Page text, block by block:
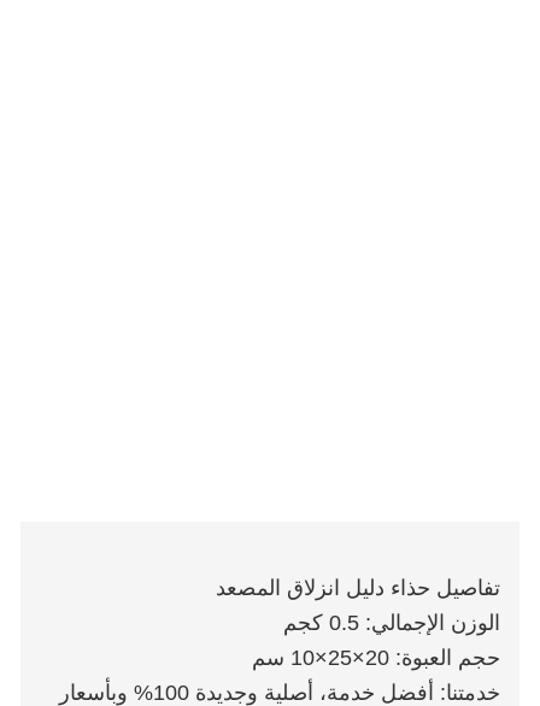
تفاصيل حذاء دليل انزلاق المصعد
الوزن الإجمالي: 0.5 كجم
حجم العبوة: 20×25×10 سم
خدمتنا: أفضل خدمة، أصلية وجديدة 100% وبأسعار